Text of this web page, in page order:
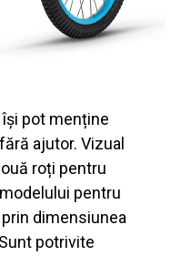
pot menține
ajutor. Vizual
roți pentru
pentru
dimensiunea
potrivite